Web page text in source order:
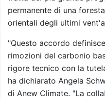
permanente di una
orientali degli ultimi
"Questo accordo
rimozioni del carbonio
rigore tecnico con la
ha dichiarato Angela
di Anew Climate. "La